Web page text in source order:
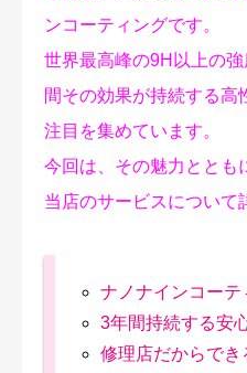
ンコーティングです。
世界最高峰の9H以上の
間その効果が持続する高
注目を集めています。
今回は、その魅力ととも
当店のサービスについて
ナノナインコーテ
3年間持続する安
修理店だからでき